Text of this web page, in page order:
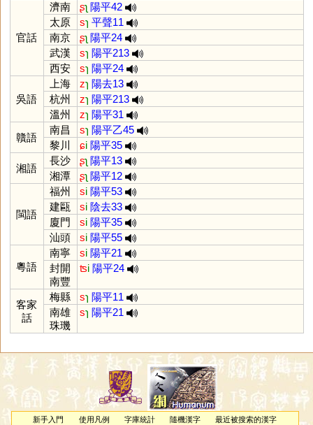
官話
濟南 ʂʅ 陽平42
太原
sɿ 平聲11
南京
ʂʅ 陽平24
武漢
sɿ 陽平213
西安
sɿ 陽平24
吳語
上海 zɿ 陽去13
杭州
zɿ 陽平213
溫州
zɿ 陽平31
贛語
南昌 sɿ 陽平乙45
黎川
ɕi 陽平35
湘語
長沙 ʂʅ 陽平13
湘潭
ʂʅ 陽平12
閩語
福州 si 陽平53
建甌
si 陰去33
廈門
si 陽平35
汕頭
si 陽平55
粵語
南寧 si 陽平21
封開
南豐
ʦi 陽平24
客家
話
梅縣 sɿ 陽平11
南雄
珠璣
sɿ 陽平21
新手入門 使用凡例 字庫統計 隨機漢字 最近被搜索的漢字